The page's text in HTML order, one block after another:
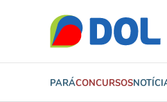
PARÁCONCURSOS